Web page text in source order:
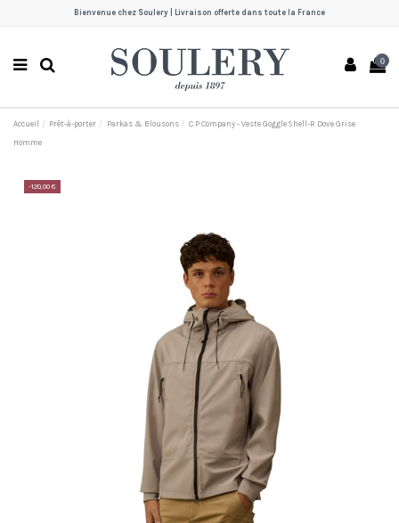
Bienvenue chez Soulery | Livraison offerte dans toute la France
0
Accueil Prêt-à-porter Parkas & Blousons C.P Company - Veste Goggle Shell-R Dove Grise
Homme
-120,00 €